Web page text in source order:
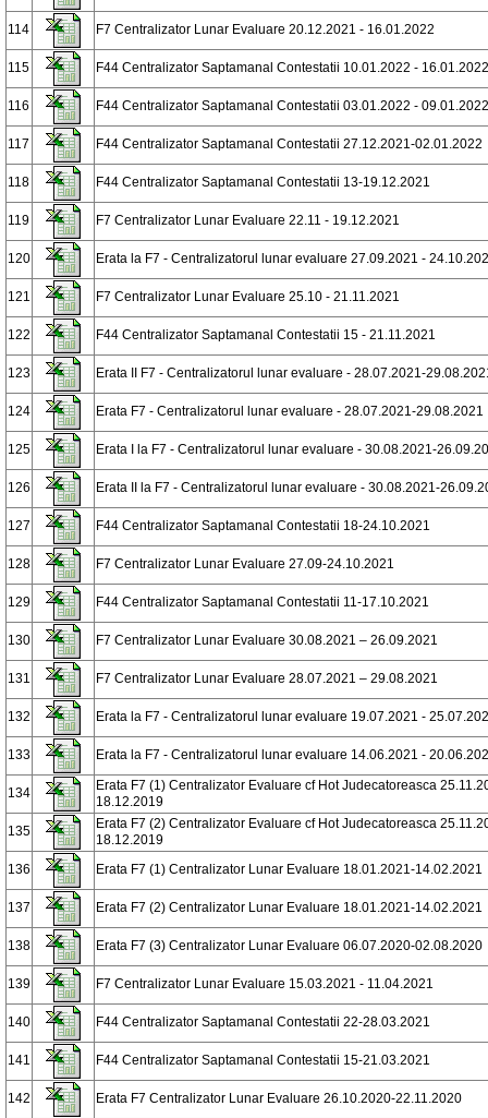
114 F7 Centralizator Lunar Evaluare 20.12.2021 - 16.01.2022
115 F44 Centralizator Saptamanal Contestatii 10.01.2022 - 16.01.2022
116 F44 Centralizator Saptamanal Contestatii 03.01.2022 - 09.01.2022
117 F44 Centralizator Saptamanal Contestatii 27.12.2021-02.01.2022
118 F44 Centralizator Saptamanal Contestatii 13-19.12.2021
119 F7 Centralizator Lunar Evaluare 22.11 - 19.12.2021
120 Erata la F7 - Centralizatorul lunar evaluare 27.09.2021 -
121 F7 Centralizator Lunar Evaluare 25.10 - 21.11.2021
122 F44 Centralizator Saptamanal Contestatii 15 - 21.11.2021
123 Erata II F7 - Centralizatorul lunar evaluare - 28.07.2021-
124 Erata F7 - Centralizatorul lunar evaluare - 28.07.2021-29.08.2021
125 Erata I la F7 - Centralizatorul lunar evaluare - 30.08.2021-
126 Erata II la F7 - Centralizatorul lunar evaluare - 30.08.2021-
127 F44 Centralizator Saptamanal Contestatii 18-24.10.2021
128 F7 Centralizator Lunar Evaluare 27.09-24.10.2021
129 F44 Centralizator Saptamanal Contestatii 11-17.10.2021
130 F7 Centralizator Lunar Evaluare 30.08.2021 – 26.09.2021
131 F7 Centralizator Lunar Evaluare 28.07.2021 – 29.08.2021
132 Erata la F7 - Centralizatorul lunar evaluare 19.07.2021 -
133 Erata la F7 - Centralizatorul lunar evaluare 14.06.2021 -
134
Erata F7 (1) Centralizator Evaluare cf Hot Judecatoreasca
18.12.2019
135
Erata F7 (2) Centralizator Evaluare cf Hot Judecatoreasca
18.12.2019
136
Erata F7 (1) Centralizator Lunar Evaluare 18.01.2021-14.02.2021
137 Erata F7 (2) Centralizator Lunar Evaluare 18.01.2021-14.02.2021
138 Erata F7 (3) Centralizator Lunar Evaluare 06.07.2020-02.08.2020
139 F7 Centralizator Lunar Evaluare 15.03.2021 - 11.04.2021
140 F44 Centralizator Saptamanal Contestatii 22-28.03.2021
141 F44 Centralizator Saptamanal Contestatii 15-21.03.2021
142 Erata F7 Centralizator Lunar Evaluare 26.10.2020-22.11.2020